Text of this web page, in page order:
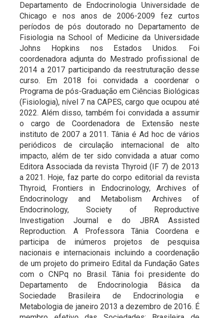
Departamento de Endocrinologia Universidade de
Chicago e nos anos de 2006-2009 fez curtos
períodos de pós doutorado no Departamento de
Fisiologia na School of Medicine da Universidade
Johns Hopkins nos Estados Unidos. Foi
coordenadora adjunta do Mestrado profissional de
2014 a 2017 participando da reestruturação desse
curso. Em 2018 foi convidada a coordenar o
Programa de pós-Graduação em Ciências Biológicas
(Fisiologia), nível 7 na CAPES, cargo que ocupou até
2022. Além disso, também foi convidada a assumir
o cargo de Coordenadora de Extensão neste
instituto de 2007 a 2011. Tânia é Ad hoc de vários
periódicos de circulação internacional de alto
impacto, além de ter sido convidada a atuar como
Editora Associada da revista Thyroid (IF 7) de 2013
a 2021. Hoje, faz parte do corpo editorial da revista
Thyroid, Frontiers in Endocrinology, Archives of
Endocrinology and Metabolism Archives of
Endocrinology, Society of Reproductive
Investigation Journal e do JBRA Assisted
Reproduction. A Professora Tânia Coordena e
participa de inúmeros projetos de pesquisa
nacionais e internacionais incluindo a coordenação
de um projeto do primeiro Edital da Fundação Gates
com o CNPq no Brasil. Tânia foi presidente do
Departamento de Endocrinologia Básica da
Sociedade Brasileira de Endocrinologia e
Metabologia de janeiro 2013 a dezembro de 2016. É